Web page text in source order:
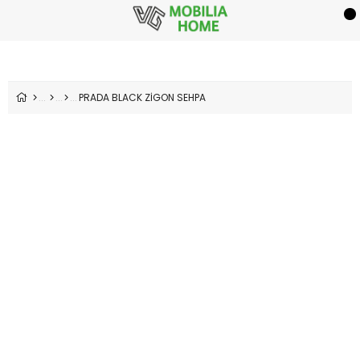
PRADA BLACK ZİGON SEHPA